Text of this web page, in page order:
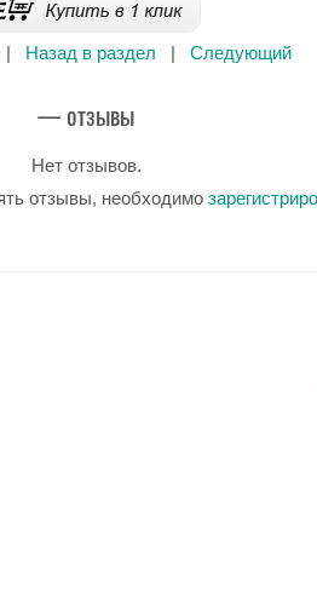
| Назад в раздел | Следующий
— отзывы
Нет отзывов.
отзывы, необходимо